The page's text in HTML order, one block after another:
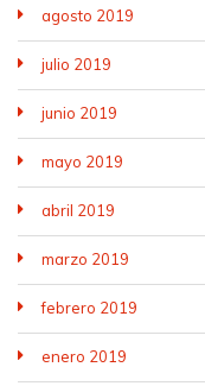
agosto 2019
julio 2019
junio 2019
mayo 2019
abril 2019
marzo 2019
febrero 2019
enero 2019